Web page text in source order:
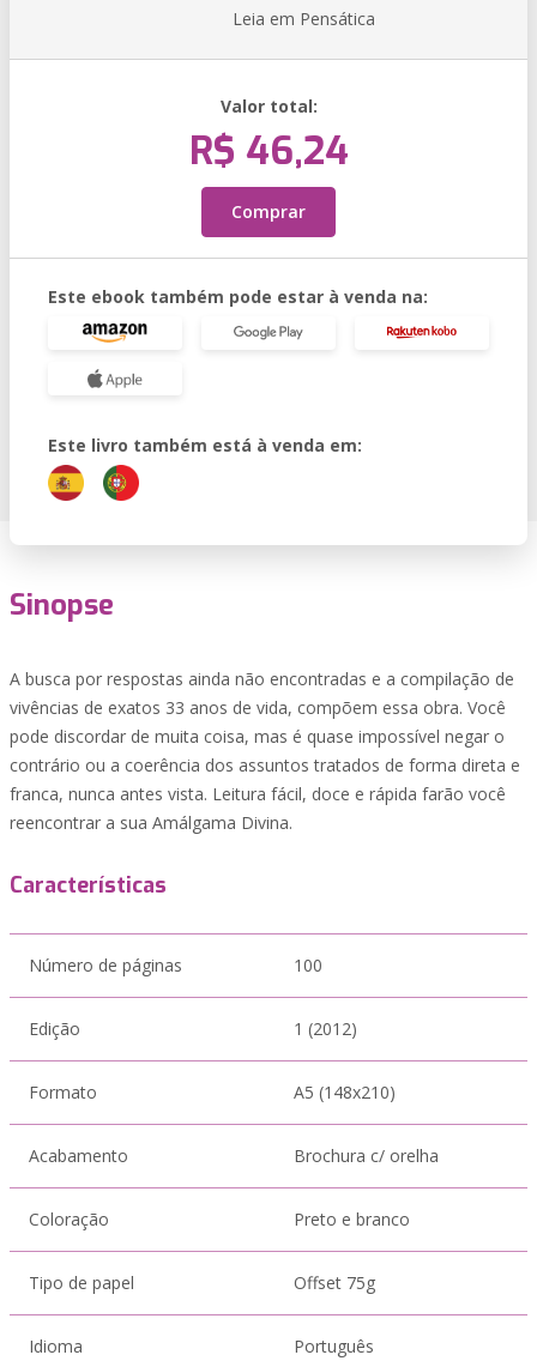
Leia em Pensática
Valor total:
R$ 46,24
Comprar
Este ebook também pode estar à venda na:
Este livro também está à venda em:
Sinopse
A busca por respostas ainda não encontradas e a compilação de
vivências de exatos 33 anos de vida, compõem essa obra. Você
pode discordar de muita coisa, mas é quase impossível negar o
contrário ou a coerência dos assuntos tratados de forma direta e
franca, nunca antes vista. Leitura fácil, doce e rápida farão você
reencontrar a sua Amálgama Divina.
Características
Número de páginas 100
Edição 1 (2012)
Formato A5 (148x210)
Acabamento Brochura c/ orelha
Coloração Preto e branco
Tipo de papel Offset 75g
Idioma Português